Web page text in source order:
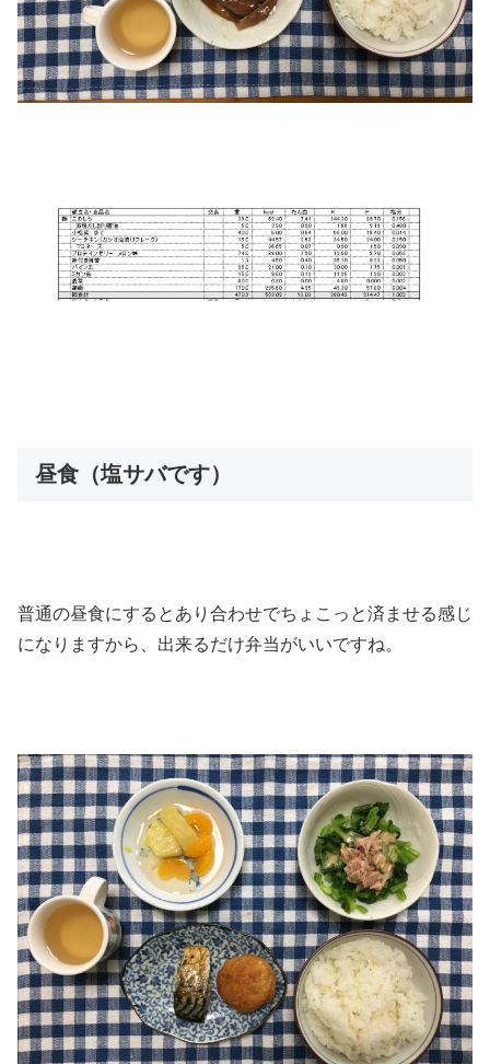
昼食（塩サバです）
普通の昼食にするとあり合わせでちょこっと済ませる感じ
になりますから、出来るだけ弁当がいいですね。